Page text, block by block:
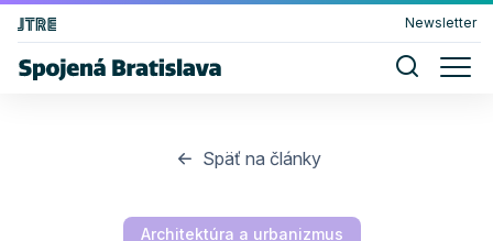
Newsletter
Späť na články
Architektúra a urbanizmus